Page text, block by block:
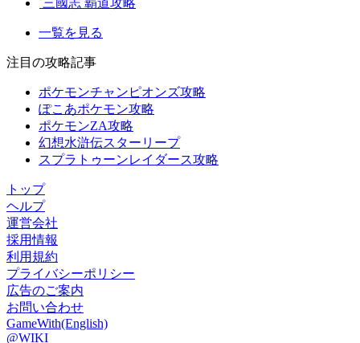
一覧を見る
注目の攻略記事
ポケモンチャンピオンズ攻略
ぽこあポケモン攻略
ポケモンZA攻略
幻想水滸伝スターリープ
スプラトゥーンレイダース攻略
トップ
ヘルプ
運営会社
採用情報
利用規約
プライバシーポリシー
広告のご案内
お問い合わせ
GameWith(English)
@WIKI